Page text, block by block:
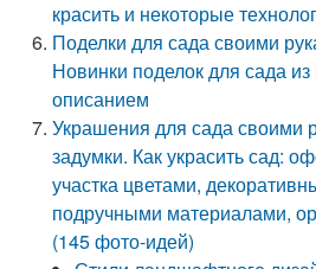
красить и некоторые
Поделки для сада своими
Новинки поделок для сада
описанием
Украшения для сада своими
задумки. Как украсить сад:
участка цветами,
подручными материалами,
(145 фото-идей)